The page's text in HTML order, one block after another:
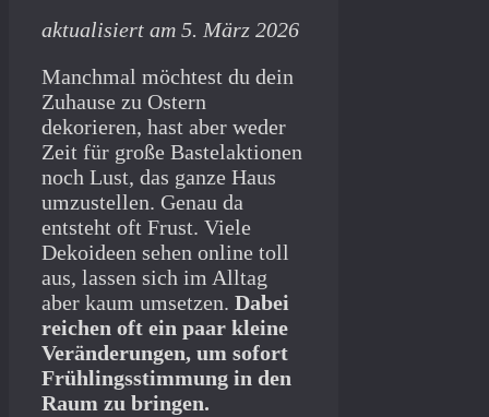
aktualisiert am 5. März 2026
Manchmal möchtest du dein
Zuhause zu Ostern
dekorieren, hast aber weder
Zeit für große Bastelaktionen
noch Lust, das ganze Haus
umzustellen. Genau da
entsteht oft Frust. Viele
Dekoideen sehen online toll
aus, lassen sich im Alltag
aber kaum umsetzen. Dabei
reichen oft ein paar kleine
Veränderungen, um sofort
Frühlingsstimmung in den
Raum zu bringen.